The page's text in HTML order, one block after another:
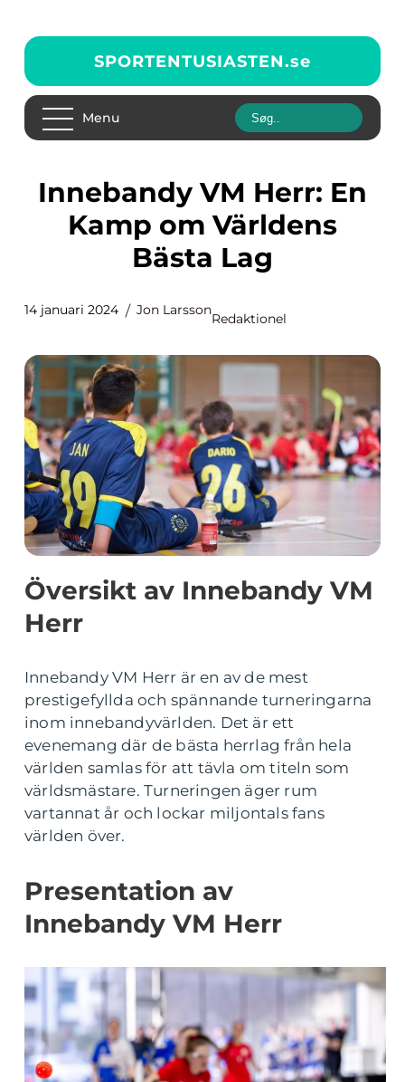
SPORTENTUSIASTEN.se
Menu
Innebandy VM Herr: En
Kamp om Världens
Bästa Lag
14 januari 2024 Jon Larsson
Redaktionel
Översikt av Innebandy VM
Herr
Innebandy VM Herr är en av de mest
prestigefyllda och spännande turneringarna
inom innebandyvärlden. Det är ett
evenemang där de bästa herrlag från hela
världen samlas för att tävla om titeln som
världsmästare. Turneringen äger rum
vartannat år och lockar miljontals fans
världen över.
Presentation av
Innebandy VM Herr